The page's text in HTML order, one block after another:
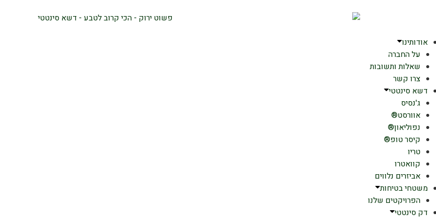
אודותינו
על החברה
שאלות ותשובות
צרו קשר
דשא סינטטי
ג'נסיס
אוורסט®
נפוליאון®
קיסר טופ®
טריו
קוואטרו
אביזרים נלווים
משטחי בטיחות
הפרויקטים שלנו
דק סינטטי